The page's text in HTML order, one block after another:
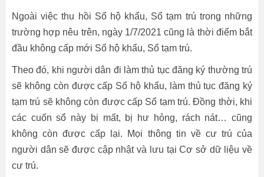
Ngoài việc thu hồi Sổ hộ khẩu, Sổ tạm trú trong những
trường hợp nêu trên, ngày 1/7/2021 cũng là thời điểm bắt
đầu không cấp mới Sổ hộ khẩu, Sổ tạm trú.
Theo đó, khi người dân đi làm thủ tục đăng ký thường trú
sẽ không còn được cấp Sổ hộ khẩu, làm thủ tục đăng ký
tạm trú sẽ không còn được cấp Sổ tạm trú. Đồng thời, khi
các cuốn sổ này bị mất, bị hư hỏng, rách nát… cũng
không còn được cấp lại. Mọi thông tin về cư trú của
người dân sẽ được cập nhật và lưu tại Cơ sở dữ liệu về
cư trú.